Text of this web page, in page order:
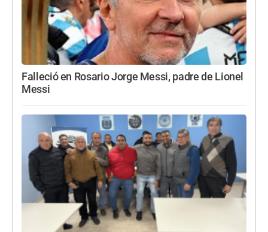
Falleció en Rosario Jorge Messi, padre de Lionel
Messi